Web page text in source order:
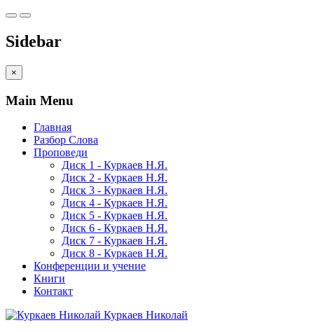
Sidebar
×
Main Menu
Главная
Разбор Слова
Проповеди
Диск 1 - Куркаев Н.Я.
Диск 2 - Куркаев Н.Я.
Диск 3 - Куркаев Н.Я.
Диск 4 - Куркаев Н.Я.
Диск 5 - Куркаев Н.Я.
Диск 6 - Куркаев Н.Я.
Диск 7 - Куркаев Н.Я.
Диск 8 - Куркаев Н.Я.
Конференции и учение
Книги
Контакт
Куркаев Николай